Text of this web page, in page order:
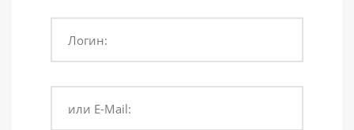
Логин:
или E-Mail: